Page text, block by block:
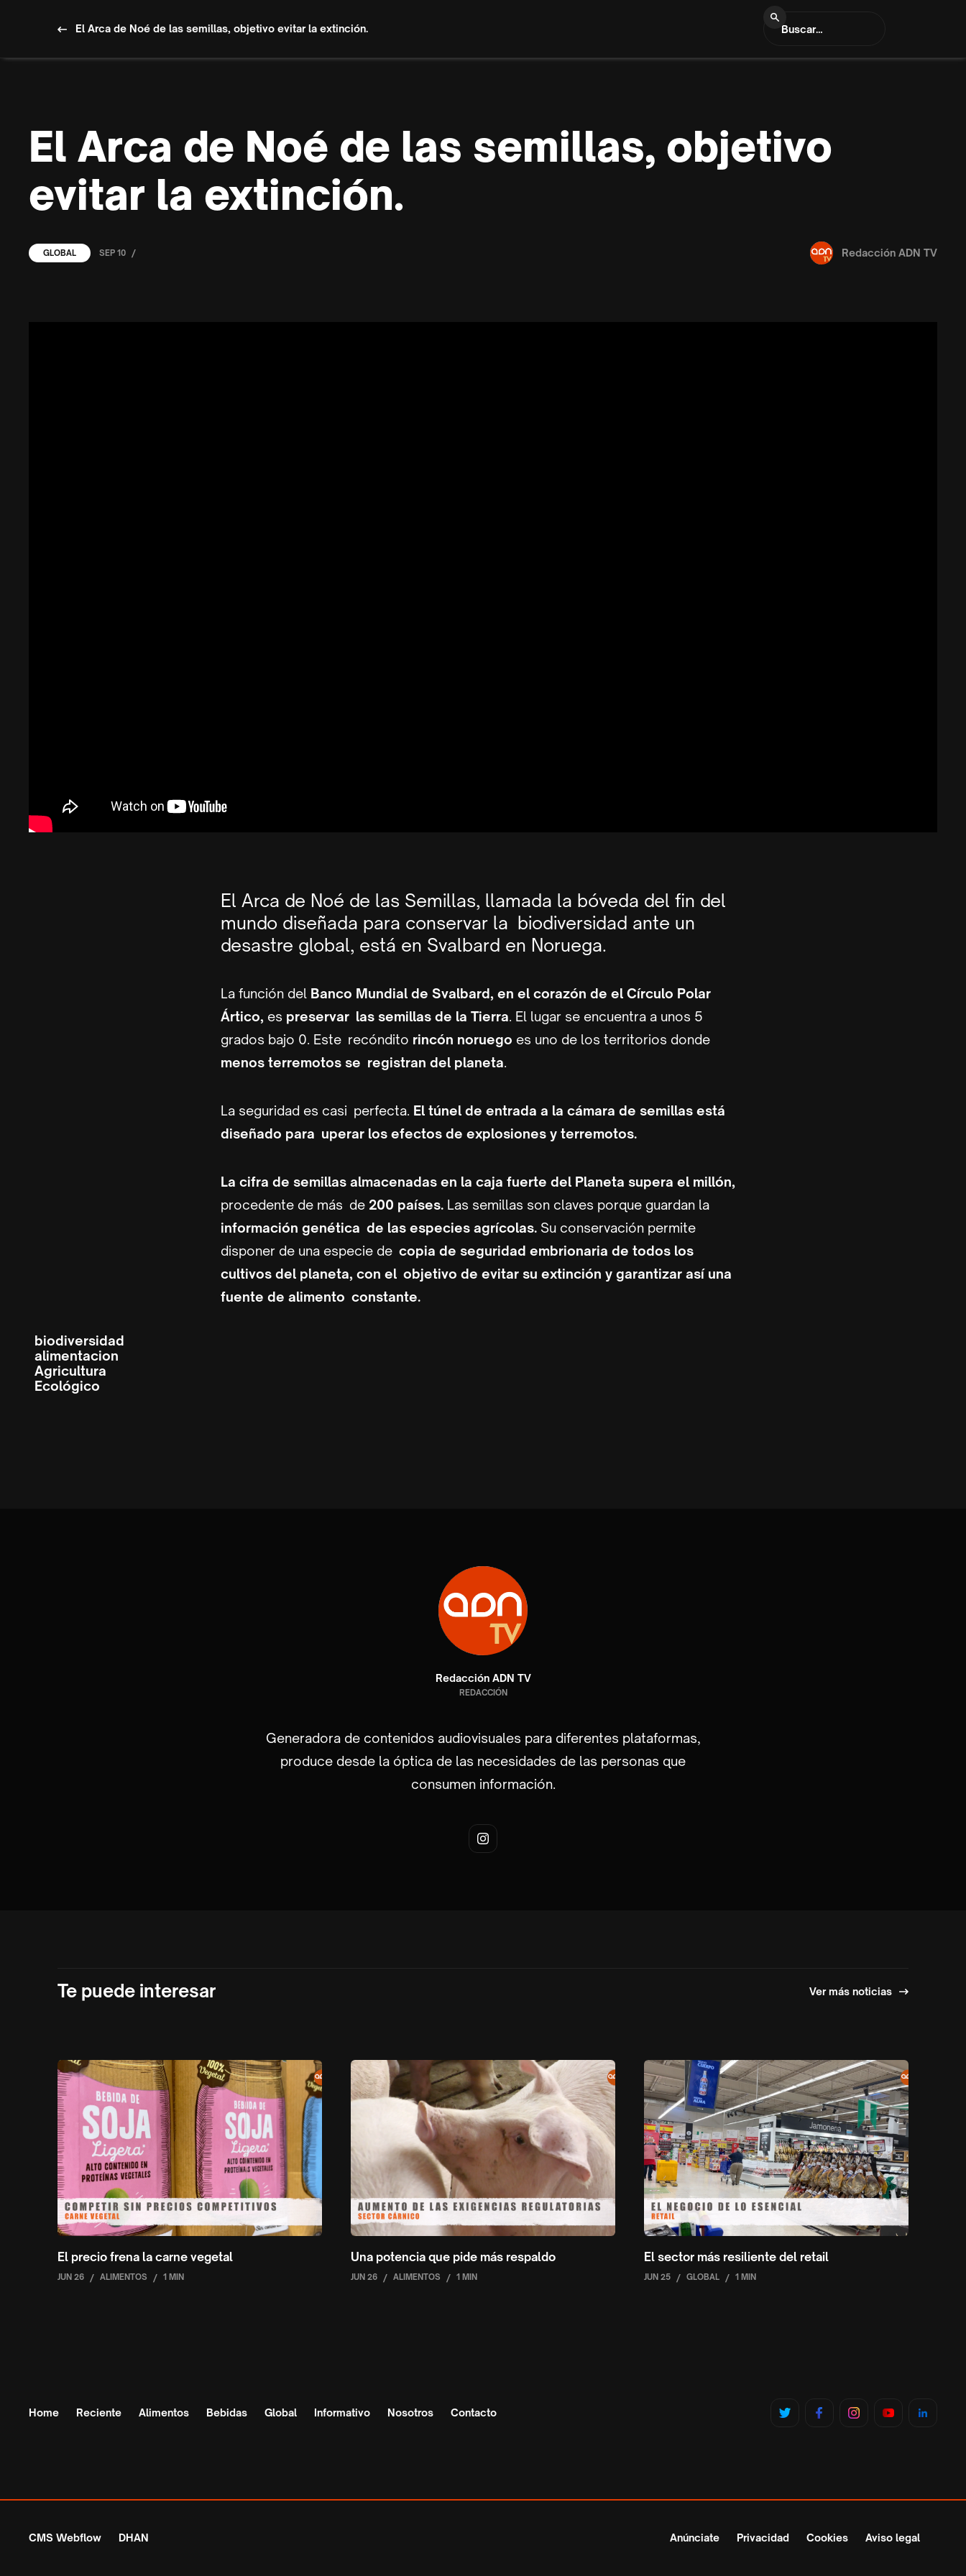
El Arca de Noé de las semillas, objetivo evitar la extinción.
El Arca de Noé de las semillas, objetivo
evitar la extinción.
GLOBAL SEP 10 / Redacción ADN TV
El Arca de Noé de las Semillas, llamada la bóveda del fin del
mundo diseñada para conservar la biodiversidad ante un
desastre global, está en Svalbard en Noruega.
La función del Banco Mundial de Svalbard, en el corazón de el Círculo Polar
Ártico, es preservar las semillas de la Tierra. El lugar se encuentra a unos 5
grados bajo 0. Este recóndito rincón noruego es uno de los territorios donde
menos terremotos se registran del planeta.
La seguridad es casi perfecta. El túnel de entrada a la cámara de semillas está
diseñado para uperar los efectos de explosiones y terremotos.
La cifra de semillas almacenadas en la caja fuerte del Planeta supera el millón,
procedente de más de 200 países. Las semillas son claves porque guardan la
información genética de las especies agrícolas. Su conservación permite
disponer de una especie de copia de seguridad embrionaria de todos los
cultivos del planeta, con el objetivo de evitar su extinción y garantizar así una
fuente de alimento constante.
biodiversidad
alimentacion
Agricultura
Ecológico
Redacción ADN TV
REDACCIÓN
Generadora de contenidos audiovisuales para diferentes plataformas,
produce desde la óptica de las necesidades de las personas que
consumen información.
Te puede interesar Ver más noticias
El precio frena la carne vegetal
JUN 26 / ALIMENTOS / 1 MIN
Una potencia que pide más respaldo
JUN 26 / ALIMENTOS / 1 MIN
El sector más resiliente del retail
JUN 25 / GLOBAL / 1 MIN
Home Reciente Alimentos Bebidas Global Informativo Nosotros Contacto
CMS Webflow DHAN Anúnciate Privacidad Cookies Aviso legal